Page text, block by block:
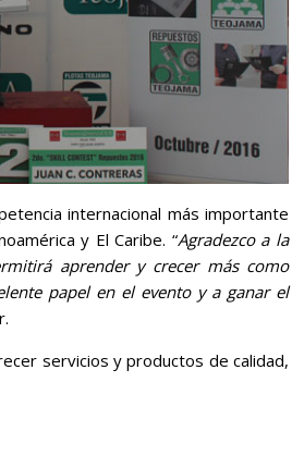
internacional más importante
y El Caribe. “Agradezco a la
aprender y crecer más como
papel en el evento y a ganar el
servicios y productos de calidad,